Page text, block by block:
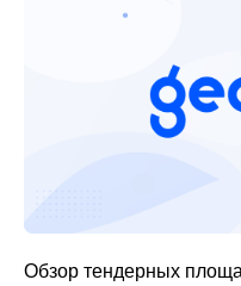
Обзор тендерных